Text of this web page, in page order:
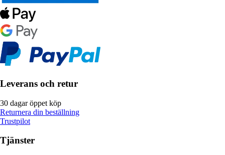
Leverans och retur
30 dagar öppet köp
Returnera din beställning
Trustpilot
Tjänster